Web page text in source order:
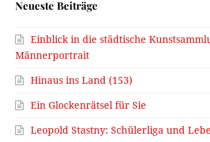
Neueste Beiträge
Einblick in die städtische
Männerportrait
Hinaus ins Land (153)
Ein Glockenrätsel für Sie
Leopold Stastny: Schülerliga und